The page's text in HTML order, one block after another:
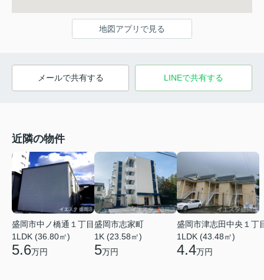
地図アプリで見る
メールで共有する LINEで共有する
近隣の物件
盛岡市中ノ橋通１丁目
1LDK (36.80㎡)
5.6万円
盛岡市志家町
1K (23.58㎡)
5万円
盛岡市津志田中央１丁
1LDK (43.48㎡)
4.4万円